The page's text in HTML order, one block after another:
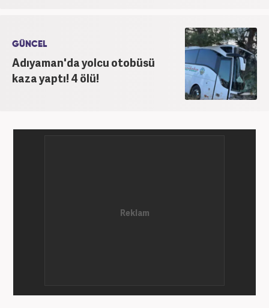
GÜNCEL
Adıyaman'da yolcu otobüsü
kaza yaptı! 4 ölü!